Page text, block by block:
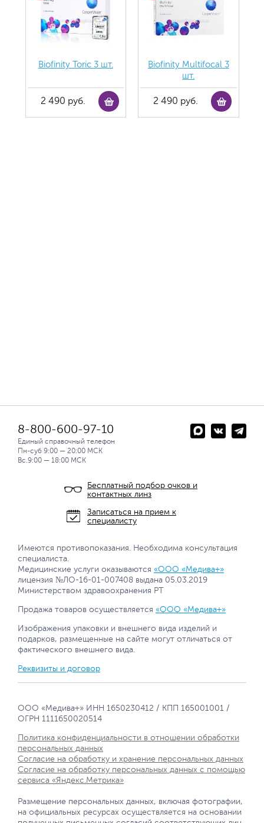
Biofinity Toric 3 шт.
2 490 руб.
Biofinity Multifocal 3
шт.
2 490 руб.
8-800-600-97-10
Единый справочный телефон
Пн-суб 9:00 — 20:00 МСК
Вс.9:00 — 18:00 МСК
Бесплатный подбор очков и
контактных линз
Записаться на прием к
специалисту
Имеются противопоказания. Необходима консультация
специалиста.
Медицинские услуги оказываются «ООО «Медива+»
лицензия №ЛО-16-01-007408 выдана 05.03.2019
Министерством здравоохранения РТ
Продажа товаров осуществляется «ООО «Медива+»
Изображения упаковки и внешнего вида изделий и
подарков, размещенные на сайте могут отличаться от
фактического внешнего вида.
Реквизиты и договор
ООО «Медива+» ИНН 1650230412 / КПП 165001001 /
ОГРН 1111650020514
Политика конфиденциальности в отношении обработки
персональных данных
Согласие на обработку и хранение персональных данных
Согласие на обработку персональных данных с помощью
сервиса «Яндекс.Метрика»
Размещение персональных данных, включая фотографии,
на официальных ресурсах осуществляется на основании